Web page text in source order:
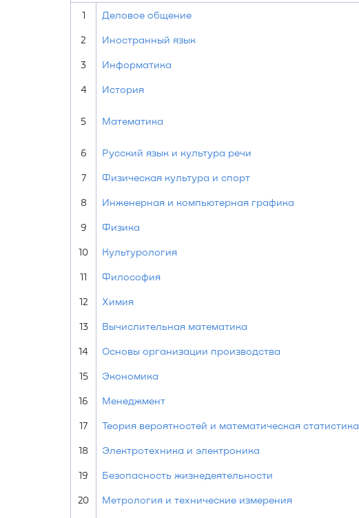
1 Деловое общение
2 Иностранный язык
3 Информатика
4 История
5 Математика
6 Русский язык и культура речи
7 Физическая культура и спорт
8 Инженерная и компьютерная графика
9 Физика
10 Культурология
11 Философия
12 Химия
13 Вычислительная математика
14 Основы организации производства
15 Экономика
16 Менеджмент
17 Теория вероятностей и математическая статистика
18 Электротехника и электроника
19 Безопасность жизнедеятельности
20 Метрология и технические измерения